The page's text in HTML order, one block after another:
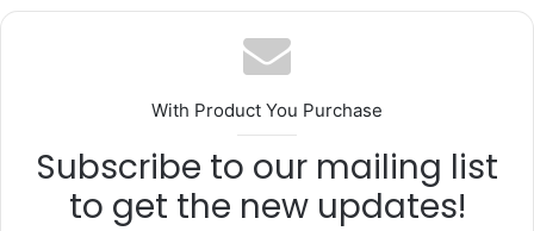
With Product You Purchase
Subscribe to our mailing list
to get the new updates!